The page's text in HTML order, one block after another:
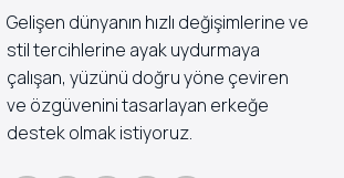
Gelişen dünyanın hızlı değişimlerine ve
stil tercihlerine ayak uydurmaya
çalışan, yüzünü doğru yöne çeviren
ve özgüvenini tasarlayan erkeğe
destek olmak istiyoruz.